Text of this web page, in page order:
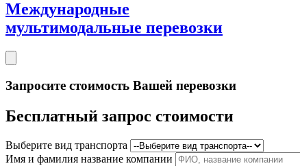
Международные
мультимодальные перевозки
Запросите стоимость Вашей перевозки
Бесплатный запрос стоимости
Выберите вид транспорта
Имя и фамилия название компании